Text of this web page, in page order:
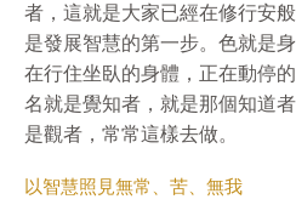
者，這就是大家已經在修行安
是發展智慧的第一步。色就是
在行住坐臥的身體，正在動停
名就是覺知者，就是那個知道
是觀者，常常這樣去做。
以智慧照見無常、苦、無我